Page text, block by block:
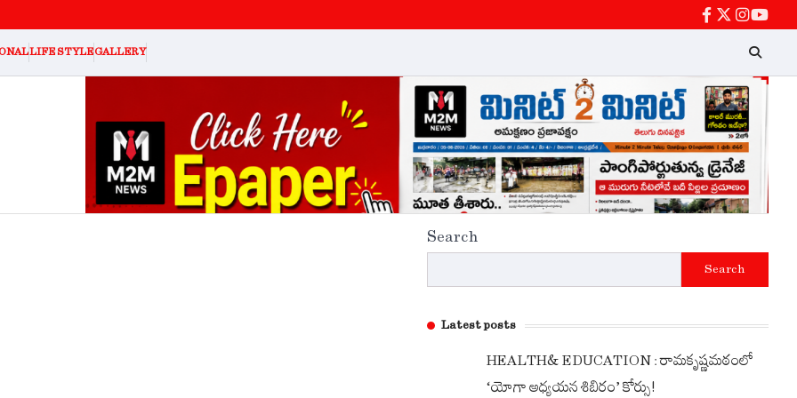
facebook
twitter
LIFE STYLEGALLERY
Search
Search
Latest posts
HEALTH& EDUCATION : రామకృష్ణమఠంలో
‘యోగా అధ్యయన శిబిరం’ కోర్సు!